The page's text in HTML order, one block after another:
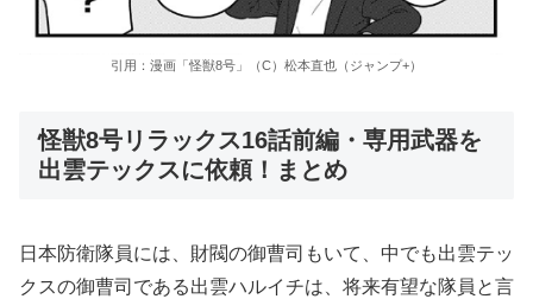
引用：漫画「怪獣8号」（C）松本直也（ジャンプ+）
怪獣8号リラックス16話前編・専用武器を
出雲テックスに依頼！まとめ
日本防衛隊員には、財閥の御曹司もいて、中でも出雲テッ
クスの御曹司である出雲ハルイチは、将来有望な隊員と言